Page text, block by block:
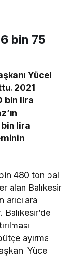
6 bin 75
Yücel
2021
bin lira
lira
480 ton bal
alan Balıkesir
arıcılara
ayırma
Yücel